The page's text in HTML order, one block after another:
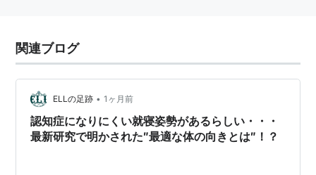
関連ブログ
ELLの足跡 • 1ヶ月前
認知症になりにくい就寝姿勢があるらしい・・・
最新研究で明かされた″最適な体の向きとは″！？